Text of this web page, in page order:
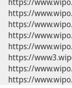
https://
https://
https://
https://
https://
https://
https://